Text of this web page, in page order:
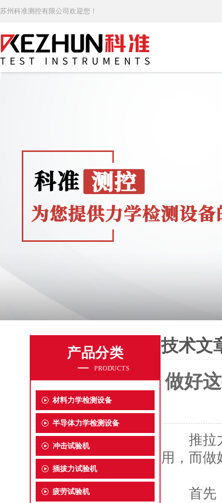
苏州科准测控有限公司欢迎您！
产品分类
PRODUCTS
材料力学检测设备
半导体力学检测设备
冲击试验机
插拔力试验机
疲劳试验机
技术文
做好
推拉力
用，而做
首先，